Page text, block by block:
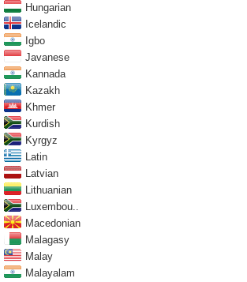
Hungarian
Icelandic
Igbo
Javanese
Kannada
Kazakh
Khmer
Kurdish
Kyrgyz
Latin
Latvian
Lithuanian
Luxembou..
Macedonian
Malagasy
Malay
Malayalam